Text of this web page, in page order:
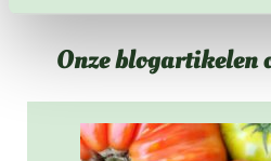
Onze blogartikelen